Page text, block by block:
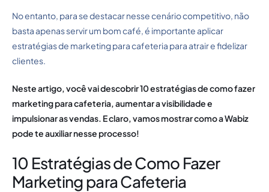
No entanto, para se destacar nesse cenário competitivo, não
basta apenas servir um bom café, é importante aplicar
estratégias de marketing para cafeteria para atrair e fidelizar
clientes.
Neste artigo, você vai descobrir 10 estratégias de como fazer
marketing para cafeteria, aumentar a visibilidade e
impulsionar as vendas. E claro, vamos mostrar como a Wabiz
pode te auxiliar nesse processo!
10 Estratégias de Como Fazer
Marketing para Cafeteria